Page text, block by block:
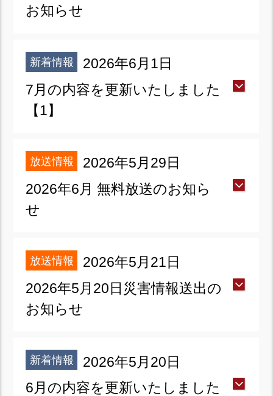
お知らせ
新着情報
2026年6月1日
7月の内容を更新いたしました
【1】
放送情報
2026年5月29日
2026年6月 無料放送のお知ら
せ
放送情報
2026年5月21日
2026年5月20日災害情報送出の
お知らせ
新着情報
2026年5月20日
6月の内容を更新いたしました